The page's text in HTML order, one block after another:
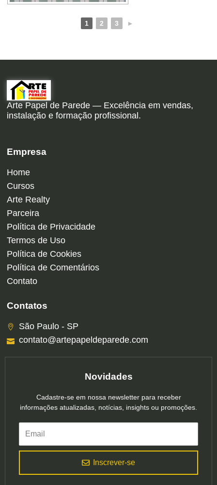
1 2 3 ►
Arte Papel de Parede — Excelência em vendas,
instalação e formação profissional.
Empresa
Home
Cursos
Arte Realty
Parceira
Política de Privacidade
Termos de Uso
Política de Cookies
Política de Comentários
Contato
Contatos
São Paulo - SP
contato@artepapeldeparede.com
Novidades
Cadastre-se em nossa newsletter para receber
informações atualizadas, notícias, insights ou promoções.
Inscrever-se